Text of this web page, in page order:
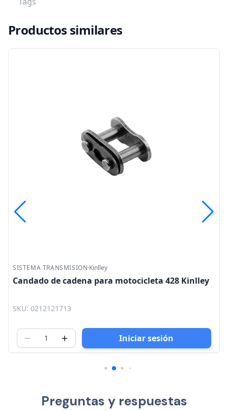
Productos similares
SISTEMA TRANSMISION·Kinlley
Candado de cadena para motocicleta 428 Kinlley
SKU: 0212121713
Iniciar sesión
Preguntas y respuestas